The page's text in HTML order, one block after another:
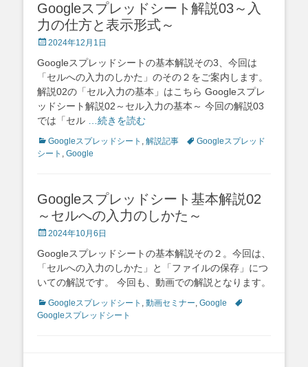
Googleスプレッドシート解説03～入
力の仕方と表示形式～
Posted
2024年12月1日
Googleスプレッドシートの基本解説その3、今回は
「セルへの入力のしかた」のその２をご案内します。
解説02の「セル入力の基本」はこちら Googleスプレ
ッドシート解説02～セル入力の基本～ 今回の解説03
では「セル
…続きを読む
Categories
Googleスプレッドシート , 解説記事 TagsGoogleスプレッド
シート , Google
Googleスプレッドシート基本解説02
～セルへの入力のしかた～
Posted
2024年10月6日
Googleスプレッドシートの基本解説その２。今回は、
「セルへの入力のしかた」と「ファイルの保存」につ
いての解説です。 今回も、動画での解説となります。
Categories
Googleスプレッドシート , 動画セミナー, Google
Tags
Googleスプレッドシート